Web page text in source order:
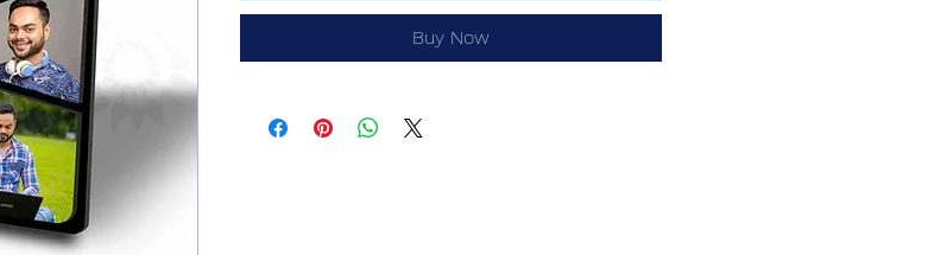
Buy Now